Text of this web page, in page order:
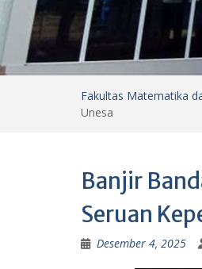
Fakultas Matematika
Unesa
Banjir
Seruan
Desember 4, 2025